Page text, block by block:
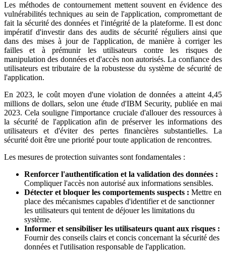
Les méthodes de contournement mettent souvent en évidence des
vulnérabilités techniques au sein de l'application, compromettant de
fait la sécurité des données et l'intégrité de la plateforme. Il est donc
impératif d'investir dans des audits de sécurité réguliers ainsi que
dans des mises à jour de l'application, de manière à corriger les
failles et à prémunir les utilisateurs contre les risques de
manipulation des données et d'accès non autorisés. La confiance des
utilisateurs est tributaire de la robustesse du système de sécurité de
l'application.
En 2023, le coût moyen d'une violation de données a atteint 4,45
millions de dollars, selon une étude d'IBM Security, publiée en mai
2023. Cela souligne l'importance cruciale d'allouer des ressources à
la sécurité de l'application afin de préserver les informations des
utilisateurs et d'éviter des pertes financières substantielles. La
sécurité doit être une priorité pour toute application de rencontres.
Les mesures de protection suivantes sont fondamentales :
Renforcer l'authentification et la validation des données :
Compliquer l'accès non autorisé aux informations sensibles.
Détecter et bloquer les comportements suspects : Mettre en
place des mécanismes capables d'identifier et de sanctionner
les utilisateurs qui tentent de déjouer les limitations du
système.
Informer et sensibiliser les utilisateurs quant aux risques :
Fournir des conseils clairs et concis concernant la sécurité des
données et l'utilisation responsable de l'application.